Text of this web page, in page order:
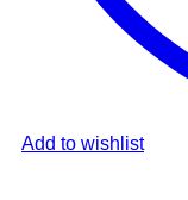
Add to wishlist